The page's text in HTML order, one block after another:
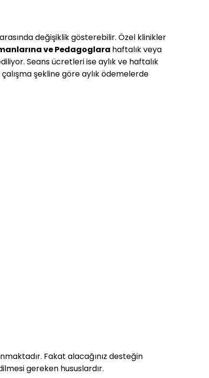
değişiklik gösterebilir. Özel klinikler
ve Pedagoglara haftalık veya
Seans ücretleri ise aylık ve haftalık
şekline göre aylık ödemelerde
Fakat alacağınız desteğin
gereken hususlardır.